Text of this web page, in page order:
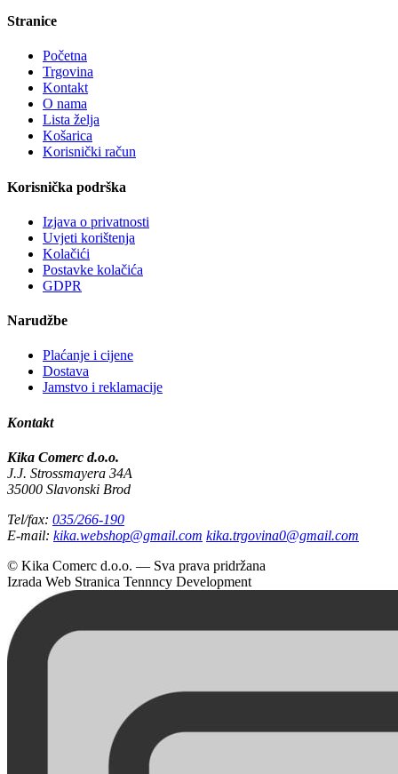
Stranice
Početna
Trgovina
Kontakt
O nama
Lista želja
Košarica
Korisnički račun
Korisnička podrška
Izjava o privatnosti
Uvjeti korištenja
Kolačići
Postavke kolačića
GDPR
Narudžbe
Plaćanje i cijene
Dostava
Jamstvo i reklamacije
Kontakt
Kika Comerc d.o.o.
J.J. Strossmayera 34A
35000 Slavonski Brod
Tel/fax: 035/266-190
E-mail: kika.webshop@gmail.com kika.trgovina0@gmail.com
© Kika Comerc d.o.o. — Sva prava pridržana
Izrada Web Stranica Tennncy Development